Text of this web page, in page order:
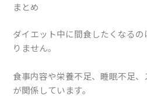
まとめ
ダイエット中に間食したくなる
りません。
食事内容や栄養不足、睡眠不足
が関係しています。